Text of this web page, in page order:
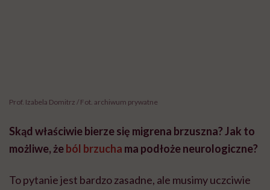
Prof. Izabela Domitrz / Fot. archiwum prywatne
Skąd właściwie bierze się migrena brzuszna? Jak to
możliwe, żeból brzucha ma podłoże neurologiczne?
To pytanie jest bardzo zasadne, ale musimy uczciwie